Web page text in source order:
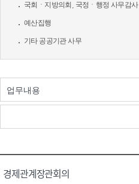
국회ㆍ지방의회, 국정ㆍ행정 사무감사
예산집행
기타 공공기관 사무
업무내용
경제관계장관회의